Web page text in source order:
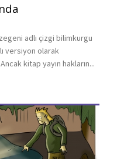
adlı çizgi bilimkurgu
versiyon olarak
kitap yayın hakların...